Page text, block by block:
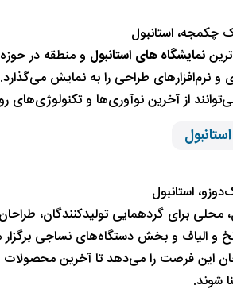
چکمجه، استانبول
نمایشگاه های استانبول و منطقه در
نرم‌افزارهای طراحی را به نمایش
از آخرین نوآوری‌ها و تکنولوژی‌های
استانبول
محلی برای گردهمایی تولیدکنندگان،
و بخش دستگاه‌های نساجی
این فرصت را می‌دهد تا آخرین
شوند.